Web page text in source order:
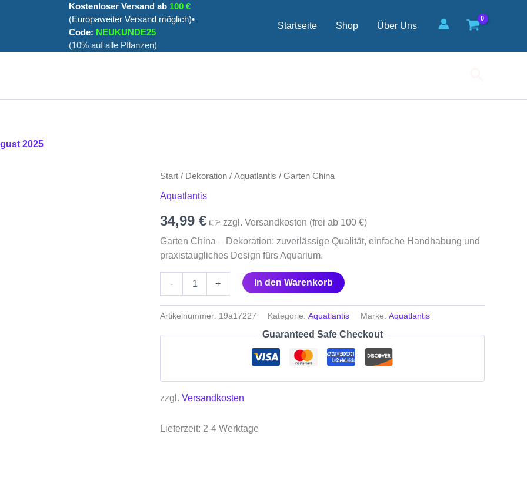
Kostenloser Versand ab 100 €
(Europaweiter Versand möglich)•
Code: NEUKUNDE25
(10% auf alle Pflanzen)
Startseite Shop Über Uns
2025
Start / Dekoration / Aquatlantis / Garten China
Aquatlantis
34,99 € 👉 zzgl. Versandkosten (frei ab 100 €)
Garten China – Dekoration: zuverlässige Qualität, einfache Handhabung und
praxistaugliches Design fürs Aquarium.
-
Garten
Menge
+ In den Warenkorb
Artikelnummer: 19a17227 Kategorie: Aquatlantis Marke: Aquatlantis
Guaranteed Safe Checkout
zzgl. Versandkosten
Lieferzeit: 2-4 Werktage